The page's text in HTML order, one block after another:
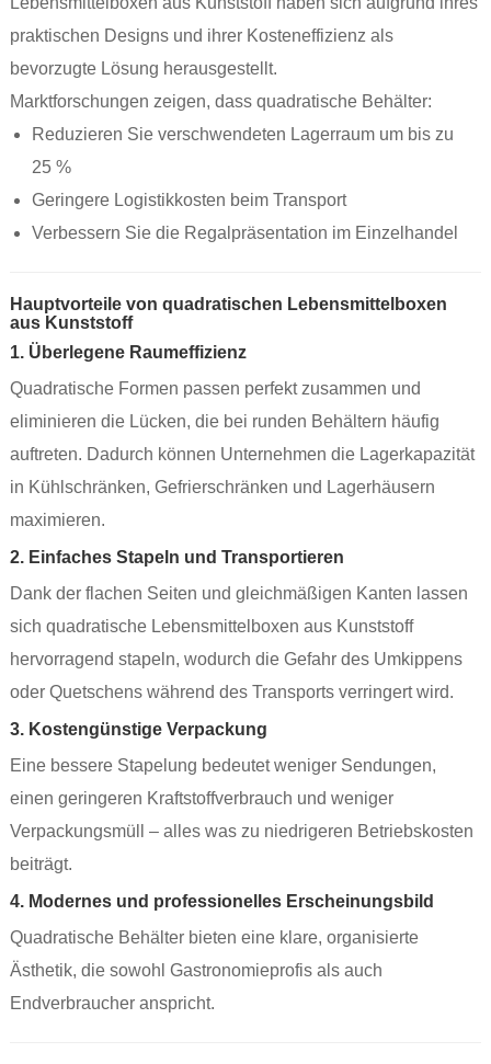
praktischen Designs und ihrer Kosteneffizienz als
bevorzugte Lösung herausgestellt.
Marktforschungen zeigen, dass quadratische Behälter:
Reduzieren Sie verschwendeten Lagerraum um bis zu
25 %
Geringere Logistikkosten beim Transport
Verbessern Sie die Regalpräsentation im Einzelhandel
Hauptvorteile von quadratischen Lebensmittelboxen
aus Kunststoff
1. Überlegene Raumeffizienz
Quadratische Formen passen perfekt zusammen und
eliminieren die Lücken, die bei runden Behältern häufig
auftreten. Dadurch können Unternehmen die Lagerkapazität
in Kühlschränken, Gefrierschränken und Lagerhäusern
maximieren.
2. Einfaches Stapeln und Transportieren
Dank der flachen Seiten und gleichmäßigen Kanten lassen
sich quadratische Lebensmittelboxen aus Kunststoff
hervorragend stapeln, wodurch die Gefahr des Umkippens
oder Quetschens während des Transports verringert wird.
3. Kostengünstige Verpackung
Eine bessere Stapelung bedeutet weniger Sendungen,
einen geringeren Kraftstoffverbrauch und weniger
Verpackungsmüll – alles was zu niedrigeren Betriebskosten
beiträgt.
4. Modernes und professionelles Erscheinungsbild
Quadratische Behälter bieten eine klare, organisierte
Ästhetik, die sowohl Gastronomieprofis als auch
Endverbraucher anspricht.